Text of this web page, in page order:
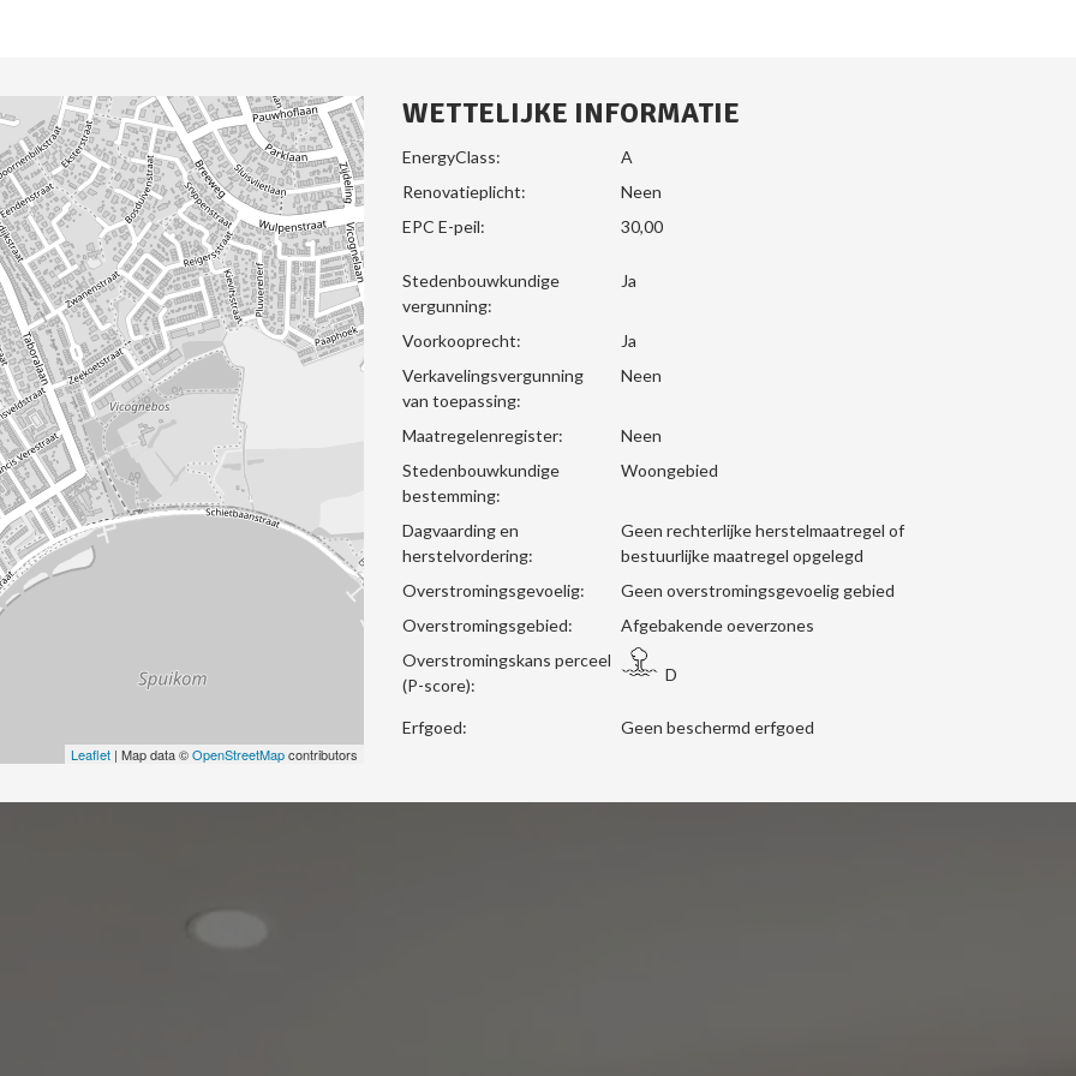
Leaflet | Map data ©OpenStreetMapcontributors
WETTELIJKE INFORMATIE
EnergyClass:
A
Renovatieplicht:
Neen
EPC E-peil:
30,00
Stedenbouwkundige
vergunning:
Ja
Voorkooprecht:
Ja
Verkavelingsvergunning
van toepassing:
Neen
Maatregelenregister:
Neen
Stedenbouwkundige
bestemming:
Woongebied
Dagvaarding en
herstelvordering:
Geen rechterlijke herstelmaatregel of
bestuurlijke maatregel opgelegd
Overstromingsgevoelig:
Geen overstromingsgevoelig gebied
Overstromingsgebied:
Afgebakende oeverzones
Overstromingskans perceel
(P-score):
D
Erfgoed: Geen beschermd erfgoed